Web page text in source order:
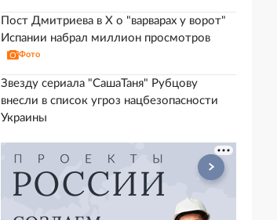
Пост Дмитриева в X о "варварах у ворот"
Испании набрал миллион просмотров
Фото
Звезду сериала "СашаТаня" Рубцову
внесли в список угроз нацбезопасности
Украины